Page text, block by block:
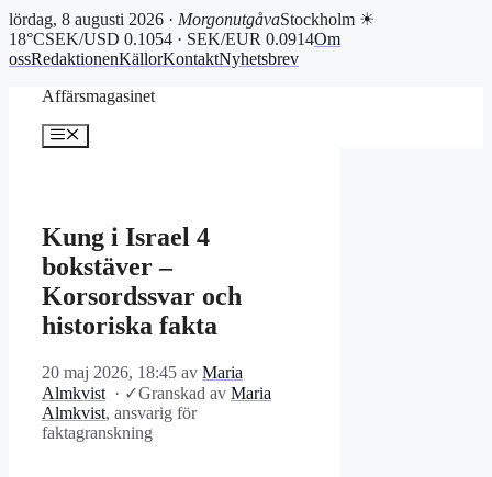
lördag, 8 augusti 2026 · MorgonutgåvaStockholm ☀
18°CSEK/USD 0.1054 · SEK/EUR 0.0914Om
ossRedaktionenKällorKontaktNyhetsbrev
Affärsmagasinet
Meny
Kung i Israel 4
bokstäver –
Korsordssvar och
historiska fakta
20 maj 2026, 18:45 av Maria
Almkvist · ✓Granskad av Maria
Almkvist, ansvarig för
faktagranskning